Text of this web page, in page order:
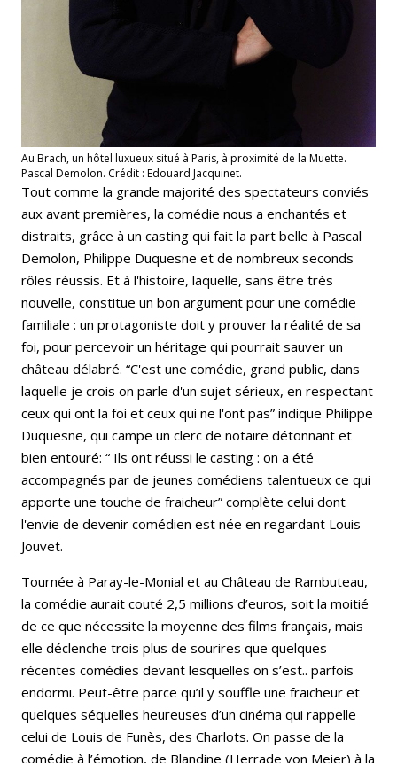
Au Brach, un hôtel luxueux situé à Paris, à proximité de la Muette.
Pascal Demolon. Crédit : Edouard Jacquinet.
Tout comme la grande majorité des spectateurs conviés
aux avant premières, la comédie nous a enchantés et
distraits, grâce à un casting qui fait la part belle à Pascal
Demolon, Philippe Duquesne et de nombreux seconds
rôles réussis. Et à l'histoire, laquelle, sans être très
nouvelle, constitue un bon argument pour une comédie
familiale : un protagoniste doit y prouver la réalité de sa
foi, pour percevoir un héritage qui pourrait sauver un
château délabré. “C'est une comédie, grand public, dans
laquelle je crois on parle d'un sujet sérieux, en respectant
ceux qui ont la foi et ceux qui ne l'ont pas” indique Philippe
Duquesne, qui campe un clerc de notaire détonnant et
bien entouré: “ Ils ont réussi le casting : on a été
accompagnés par de jeunes comédiens talentueux ce qui
apporte une touche de fraicheur” complète celui dont
l'envie de devenir comédien est née en regardant Louis
Jouvet.
Tournée à Paray-le-Monial et au Château de Rambuteau,
la comédie aurait couté 2,5 millions d’euros, soit la moitié
de ce que nécessite la moyenne des films français, mais
elle déclenche trois plus de sourires que quelques
récentes comédies devant lesquelles on s’est.. parfois
endormi. Peut-être parce qu’il y souffle une fraicheur et
quelques séquelles heureuses d’un cinéma qui rappelle
celui de Louis de Funès, des Charlots. On passe de la
comédie à l’émotion, de Blandine (Herrade von Meier) à la